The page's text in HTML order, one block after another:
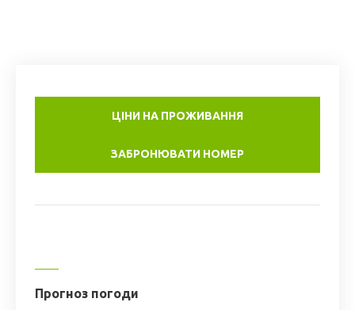
ЦІНИ НА ПРОЖИВАННЯ
ЗАБРОНЮВАТИ НОМЕР
Прогноз погоди